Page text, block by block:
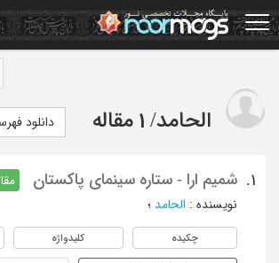
Skip
to
main
الحامد/ 1 مقاله دانلود
1. شمیم ارا - ستاره سینمای پاکستان
نویسنده : الحامد ؛
چکیده کلیدواژه